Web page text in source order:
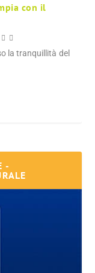
con il
la tranquillità del
-